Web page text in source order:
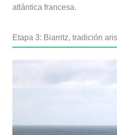
atlántica francesa.
Etapa 3: Biarritz, tradición